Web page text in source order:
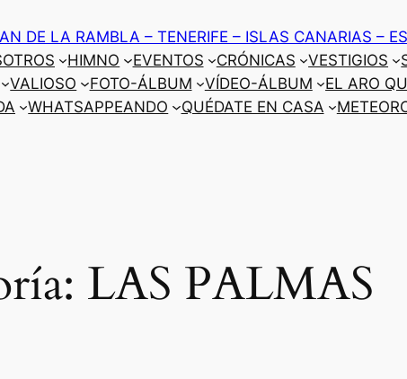
DE LA RAMBLA – TENERIFE – ISLAS CANARIAS –
HIMNO EVENTOS CRÓNICAS VESTIGIOS
VALIOSO FOTO-ÁLBUM VÍDEO-ÁLBUM EL ARO
WHATSAPPEANDO QUÉDATE EN CASA
LAS PALMAS